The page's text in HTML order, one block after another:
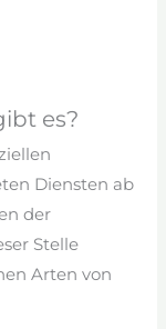
es?
Diensten ab
der
Stelle
Arten von